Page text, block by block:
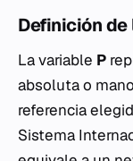
Definición
La variable P
absoluta o
referencia
Sistema